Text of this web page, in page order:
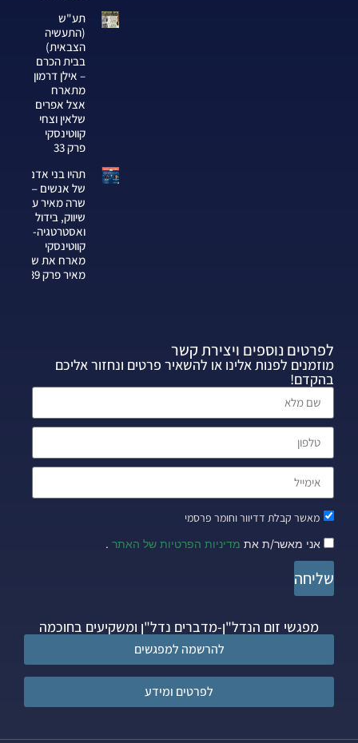
תע"ש
(התעשיה
הצבאית)
בבית הכרם
– אילן דרמון
מתארח
אצל אפרים
שלאין וצחי
קווטינסקי
פרק 33
תהיו בני אדם
של אנשים —
שרה מאיר על
שיווק, בידול
ואסטרטגיה-צחי
קווטינסקי
מארח את שרה
מאיר פרק 339
לפרטים נוספים ויצירת קשר
מוזמנים לפנות אלינו או להשאיר פרטים ונחזור אליכם
בהקדם!
מאשר קבלת דדיוור וחומר פרסמי
אני מאשר/ת את מדיניות הפרטיות של האתר .
שליחה
מפגשי זום הנדל"ן-מדברים נדל"ן ומשקיעים בחוכמה
להרשמה למפגשים
לפרטים ומידע